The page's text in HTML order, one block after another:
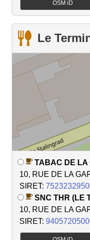
OSM iD
Le
TABAC DE LA
10, RUE DE LA
SIRET:
SNC THR (LE
10, RUE DE LA
SIRET: